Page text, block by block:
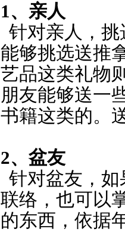
1、 亲人
针对亲人，
能够挑选送推
艺品这类礼物
朋友能够送一
书籍这类的。
2、盆友
针对盆友，
联络，也可以
的东西，依据